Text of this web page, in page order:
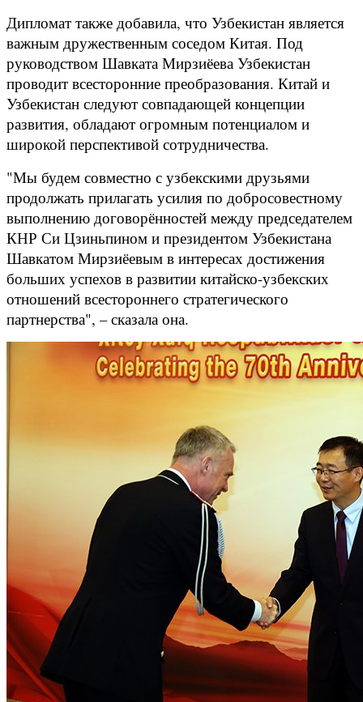
Дипломат также добавила, что Узбекистан является
важным дружественным соседом Китая. Под
руководством Шавката Мирзиёева Узбекистан
проводит всесторонние преобразования. Китай и
Узбекистан следуют совпадающей концепции
развития, обладают огромным потенциалом и
широкой перспективой сотрудничества.
"Мы будем совместно с узбекскими друзьями
продолжать прилагать усилия по добросовестному
выполнению договорённостей между председателем
КНР Си Цзиньпином и президентом Узбекистана
Шавкатом Мирзиёевым в интересах достижения
больших успехов в развитии китайско-узбекских
отношений всестороннего стратегического
партнерства", – сказала она.